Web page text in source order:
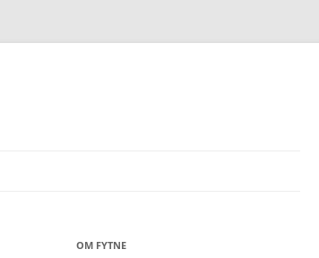
OM FYTNE